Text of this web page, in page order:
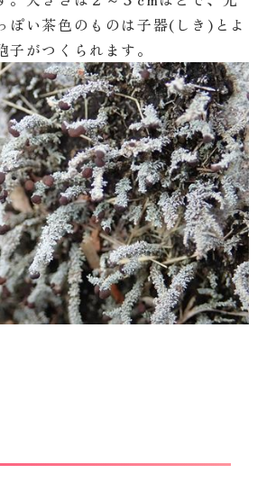
ぽい茶色のものは子器(しき)とよ
子がつくられます。